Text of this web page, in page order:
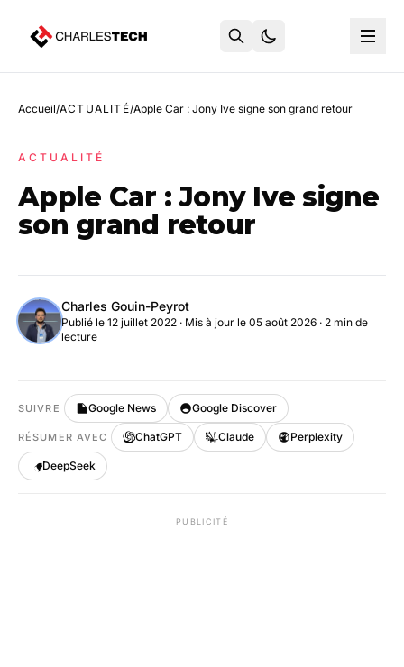
Accueil/ACTUALITÉ/Apple Car : Jony Ive signe son grand retour
ACTUALITÉ
Apple Car : Jony Ive signe
son grand retour
Charles Gouin-Peyrot
Publié le 12 juillet 2022 · Mis à jour le 05 août 2026 · 2 min de
lecture
SUIVRE Google News Google Discover
RÉSUMER AVEC ChatGPT Claude Perplexity
DeepSeek
PUBLICITÉ